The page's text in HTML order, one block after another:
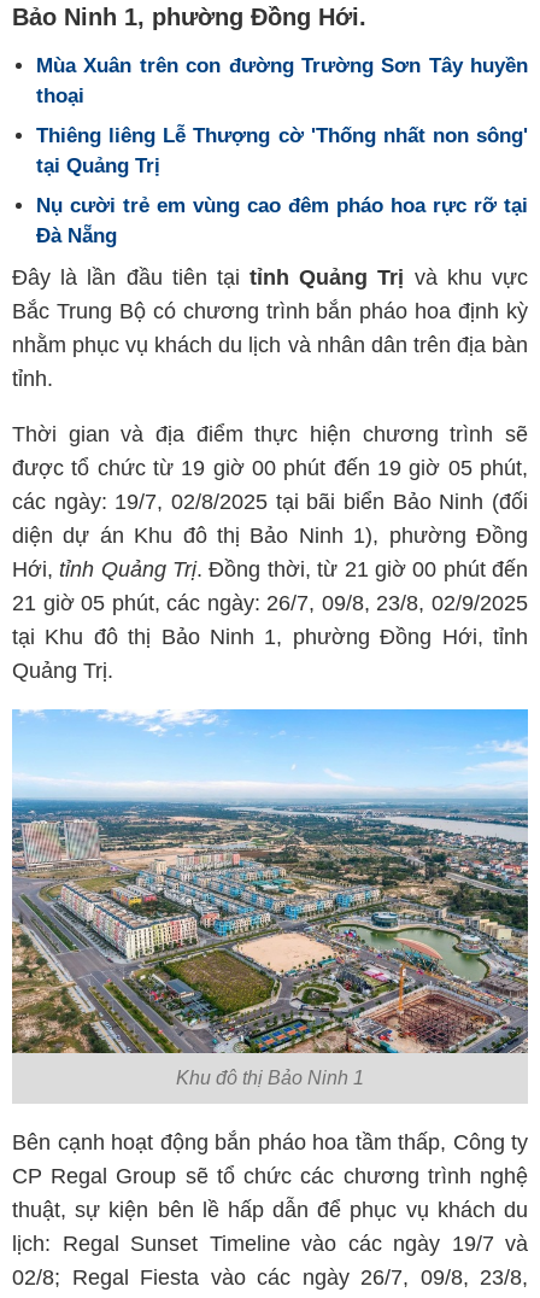
Bảo Ninh 1, phường Đồng Hới.
Mùa Xuân trên con đường Trường Sơn Tây huyền
thoại
Thiêng liêng Lễ Thượng cờ 'Thống nhất non sông'
tại Quảng Trị
Nụ cười trẻ em vùng cao đêm pháo hoa rực rỡ tại
Đà Nẵng
Đây là lần đầu tiên tạitỉnh Quảng Trị và khu vực
Bắc Trung Bộ có chương trình bắn pháo hoa định kỳ
nhằm phục vụ khách du lịch và nhân dân trên địa bàn
tỉnh.
Thời gian và địa điểm thực hiện chương trình sẽ
được tổ chức từ 19 giờ 00 phút đến 19 giờ 05 phút,
các ngày: 19/7, 02/8/2025 tại bãi biển Bảo Ninh (đối
diện dự án Khu đô thị Bảo Ninh 1), phường Đồng
Hới,tỉnh Quảng Trị. Đồng thời, từ 21 giờ 00 phút đến
21 giờ 05 phút, các ngày: 26/7, 09/8, 23/8, 02/9/2025
tại Khu đô thị Bảo Ninh 1, phường Đồng Hới, tỉnh
Quảng Trị.
Khu đô thị Bảo Ninh 1
Bên cạnh hoạt động bắn pháo hoa tầm thấp, Công ty
CP Regal Group sẽ tổ chức các chương trình nghệ
thuật, sự kiện bên lề hấp dẫn để phục vụ khách du
lịch: Regal Sunset Timeline vào các ngày 19/7 và
02/8; Regal Fiesta vào các ngày 26/7, 09/8, 23/8,